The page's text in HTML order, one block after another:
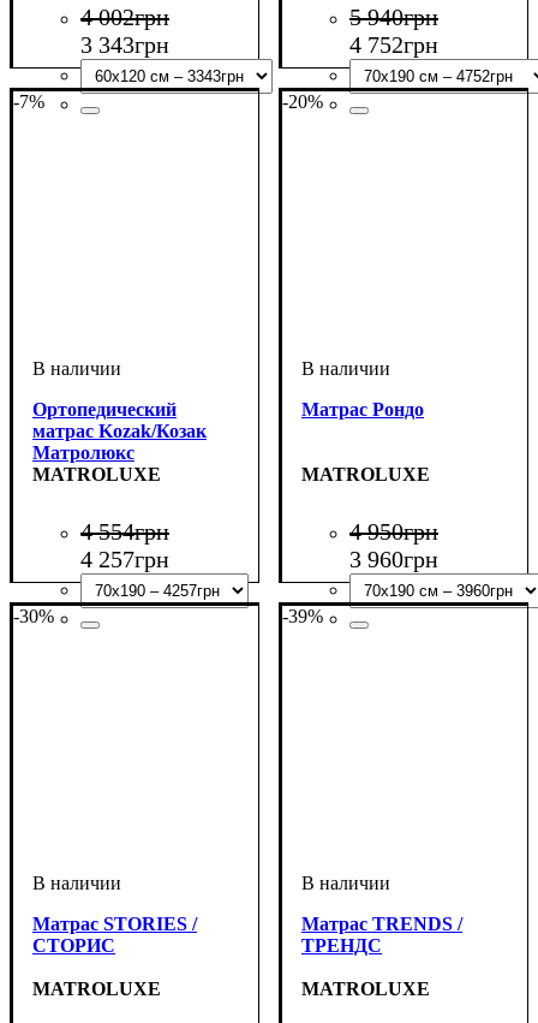
4 002грн
3 343грн
5 940грн
4 752грн
-7%
Ортопедический
матрас Kozak/Козак
Матролюкс
MATROLUXE
4 554грн
4 257грн
-20%
Матрас Рондо
MATROLUXE
4 950грн
3 960грн
-30%
Матрас STORIES /
СТОРИС
MATROLUXE
-39%
Матрас TRENDS /
ТРЕНДС
MATROLUXE